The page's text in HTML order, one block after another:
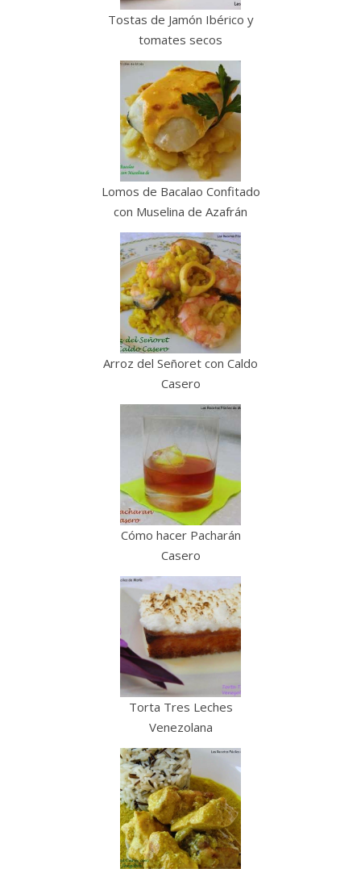
Tostas de Jamón Ibérico y
tomates secos
Lomos de Bacalao Confitado
con Muselina de Azafrán
Arroz del Señoret con Caldo
Casero
Cómo hacer Pacharán
Casero
Torta Tres Leches
Venezolana